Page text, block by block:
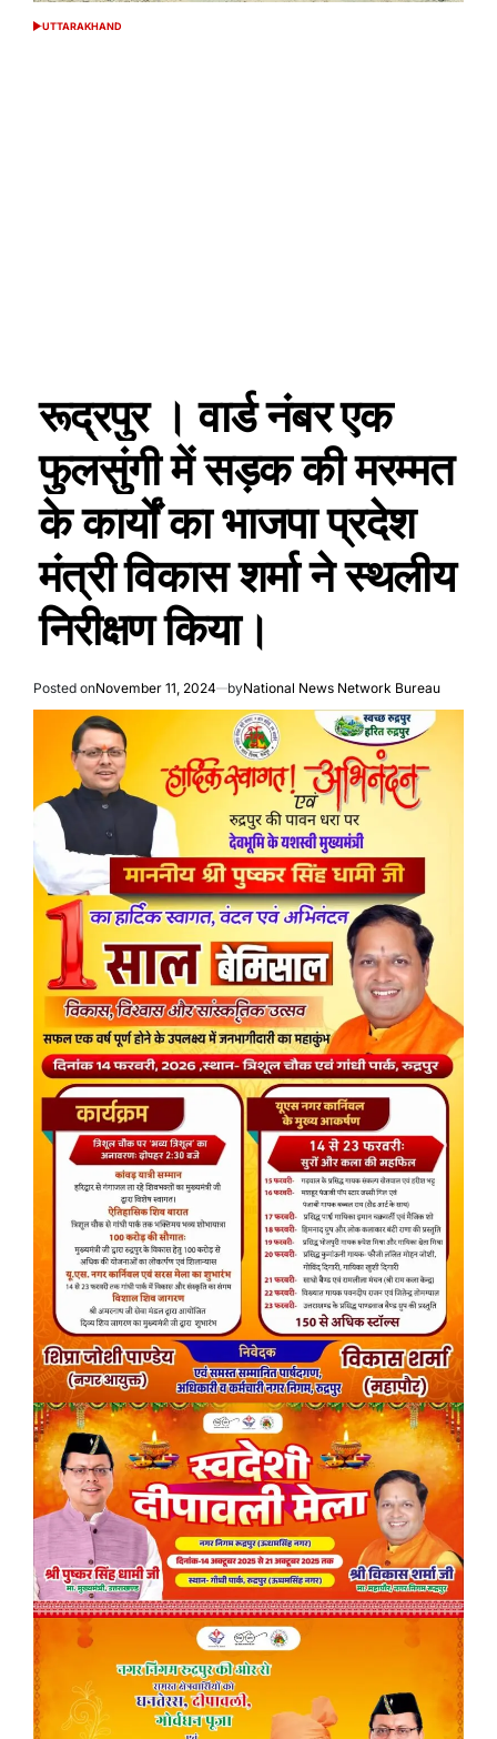
POSTED
UTTARAKHAND
रूद्रपुर । वार्ड नंबर एक
फुलसुंगी में सड़क की मरम्मत
के कार्यों का भाजपा प्रदेश
मंत्री विकास शर्मा ने स्थलीय
निरीक्षण किया।
Posted onNovember 11, 2024 byNational News Network Bureau